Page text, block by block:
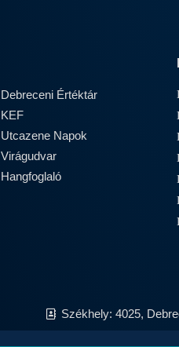
Debreceni Értéktár
KEF
Utcazene Napok
Virágudvar
Hangfoglaló
Székhely: 4025,